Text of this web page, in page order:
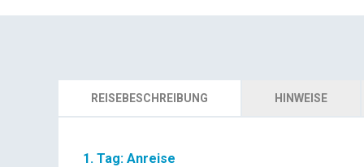
REISEBESCHREIBUNG HINWEISE
1. Tag: Anreise